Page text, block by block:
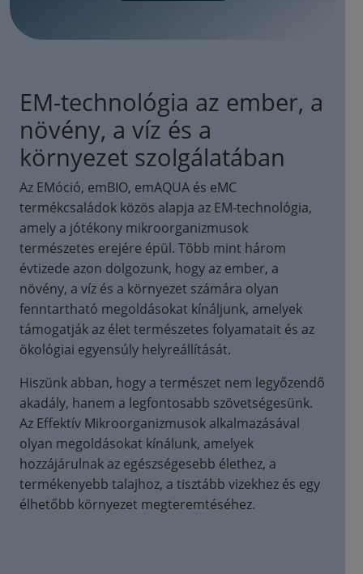
EM-technológia az ember, a
növény, a víz és a
környezet szolgálatában
Az EMóció, emBIO, emAQUA és eMC
termékcsaládok közös alapja az EM-technológia,
amely a jótékony mikroorganizmusok
természetes erejére épül. Több mint három
évtizede azon dolgozunk, hogy az ember, a
növény, a víz és a környezet számára olyan
fenntartható megoldásokat kínáljunk, amelyek
támogatják az élet természetes folyamatait és az
ökológiai egyensúly helyreállítását.
Hiszünk abban, hogy a természet nem legyőzendő
akadály, hanem a legfontosabb szövetségesünk.
Az Effektív Mikroorganizmusok alkalmazásával
olyan megoldásokat kínálunk, amelyek
hozzájárulnak az egészségesebb élethez, a
termékenyebb talajhoz, a tisztább vizekhez és egy
élhetőbb környezet megteremtéséhez.